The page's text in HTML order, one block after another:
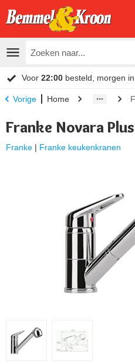
Voor 22:00 besteld, morgen
Vorige Home
Franke Novara
Franke | Franke keukenkranen